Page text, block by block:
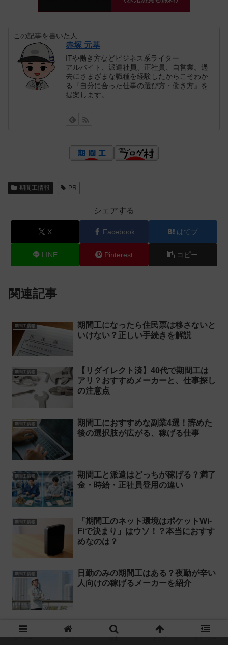
この記事を書いた人
赤塚 元基
ITや働き方などビジネス系ライター
アルバイト、派遣社員、正社員、自営業。過
去にさまざまな職種を経験したからこそわか
る『自分に合った仕事の選び方・働き方』を
提案します。
期間工情報 PR
シェアする
X Facebook はてブ
LINE Pinterest コピー
関連記事
期間工情報
期間工になったら住民票は移さないと
いけない？正しい手続きを解説
期間工情報
【リダイレクト済】40代で期間工は
アリ？おすすめメーカーと、仕事探し
の注意点
期間工情報
期間工におすすめな副業4選！辞めた
後の選択肢が広がる、稼げる仕事
期間工情報
期間工と派遣はどっちが稼げる？満了
金・時給・正社員登用の違い
期間工情報
「期間工のネット環境はポケットWi-
Fiで決まり」はウソ！？本当におすす
めなのは？
期間工情報
日勤のみの期間工はある？夜勤が辛い
人向けの稼げるメーカーを紹介
期間工情報
期間工のバックレで困るのは自分！辞
めた後に困らないためにすべきこと